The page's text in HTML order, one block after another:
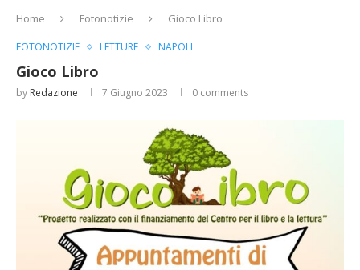
Home Fotonotizie Gioco Libro
FOTONOTIZIE LETTURE NAPOLI
Gioco Libro
by Redazione 7 Giugno 2023 0 comments